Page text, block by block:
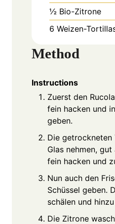
½ Bio-Zitrone
6 Weizen-
Method
Instructions
Zuerst den
fein hacken und
geben.
Die getrockneten
Glas nehmen,
fein hacken und
Nun auch den
Schüssel geben.
schälen und
Die Zitrone